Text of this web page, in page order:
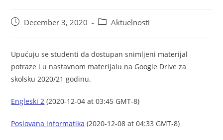
December 3, 2020 Aktuelnosti
Upućuju se studenti da dostupan snimljeni materijal
potraze i u nastavnom materijalu na Google Drive za
skolsku 2020/21 godinu.
Engleski 2 (2020-12-04 at 03:45 GMT-8)
Poslovana informatika (2020-12-08 at 04:33 GMT-8)